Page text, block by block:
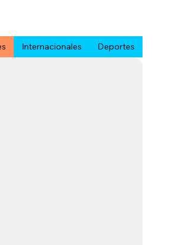
Internacionales Deportes